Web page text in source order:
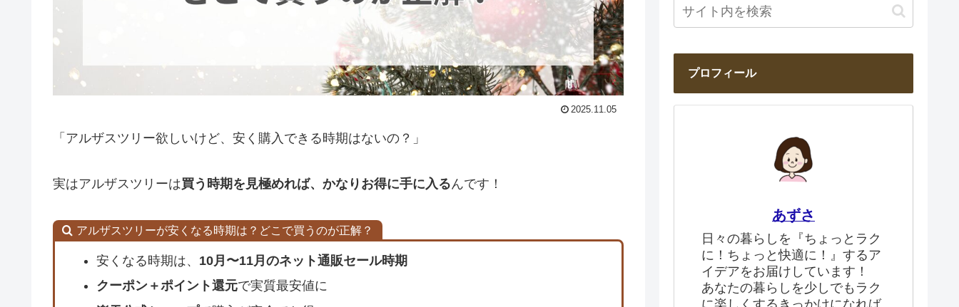
2025.11.05
「アルザスツリー欲しいけど、安く購入できる時期はないの？」
実はアルザスツリーは買う時期を見極めれば、かなりお得に手に入るんです！
アルザスツリーが安くなる時期は？どこで買うのが正解？
安くなる時期は、 10月〜11月のネット通販セール時期
クーポン＋ポイント還元で実質最安値に
プロフィール
あずさ
日々の暮らしを『ちょっとラク
に！ちょっと快適に！』するア
イデアをお届けしています！
あなたの暮らしを少しでもラク
に楽しくするきっかけになれば